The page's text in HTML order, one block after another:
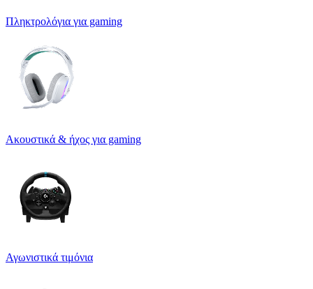
Πληκτρολόγια για gaming
Ακουστικά & ήχος για gaming
Αγωνιστικά τιμόνια